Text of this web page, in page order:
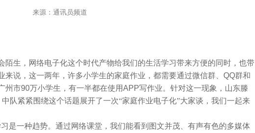
来源：通讯员频道
陌生，网络电子化这个时代产物给我们的生活学习带来方便的同时，也带
说，这一两年，许多小学生的家庭作业，都需要通过微信群、 QQ群和
州市90万小学生，有一半都在使用APP写作业。针对这一现象，山东滕
中队紧紧围绕这个话题展开了一次“家庭作业电子化”大家谈，我们一起来
是一种趋势。通过网络课堂，我们能看到图文并茂、有声有色的多媒体